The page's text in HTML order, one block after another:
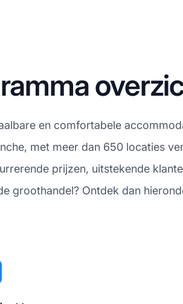
en comfortabele
met meer dan 650 locaties
prijzen, uitstekende
groothandel? Ontdek dan